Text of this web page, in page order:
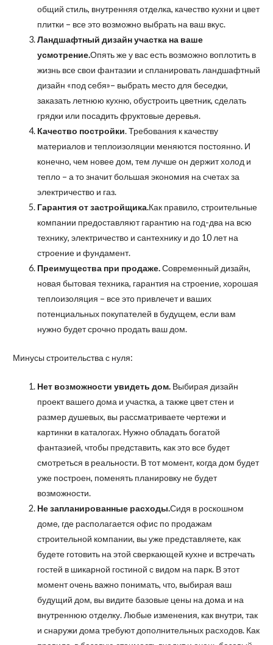
общий стиль, внутренняя отделка, качество кухни и цвет
плитки – все это возможно выбрать на ваш вкус.
Ландшафтный дизайн участка на ваше
усмотрение.Опять же у вас есть возможно воплотить в
жизнь все свои фантазии и спланировать ландшафтный
дизайн «под себя»– выбрать место для беседки,
заказать летнюю кухню, обустроить цветник, сделать
грядки или посадить фруктовые деревья.
Качество постройки. Требования к качеству
материалов и теплоизоляции меняются постоянно. И
конечно, чем новее дом, тем лучше он держит холод и
тепло – а то значит большая экономия на счетах за
электричество и газ.
Гарантия от застройщика.Как правило, строительные
компании предоставляют гарантию на год-два на всю
технику, электричество и сантехнику и до 10 лет на
строение и фундамент.
Преимущества при продаже.Современный дизайн,
новая бытовая техника, гарантия на строение, хорошая
теплоизоляция – все это привлечет и ваших
потенциальных покупателей в будущем, если вам
нужно будет срочно продать ваш дом.
Минусы строительства с нуля:
Нет возможности увидеть дом. Выбирая дизайн
проект вашего дома и участка, а также цвет стен и
размер душевых, вы рассматриваете чертежи и
картинки в каталогах. Нужно обладать богатой
фантазией, чтобы представить, как это все будет
смотреться в реальности. В тот момент, когда дом будет
уже построен, поменять планировку не будет
возможности.
Не запланированные расходы.Сидя в роскошном
доме, где располагается офис по продажам
строительной компании, вы уже представляете, как
будете готовить на этой сверкающей кухне и встречать
гостей в шикарной гостиной с видом на парк. В этот
момент очень важно понимать, что, выбирая ваш
будущий дом, вы видите базовые цены на дома и на
внутреннюю отделку. Любые изменения, как внутри, так
и снаружи дома требуют дополнительных расходов. Как